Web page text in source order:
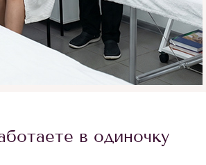
в одиночку